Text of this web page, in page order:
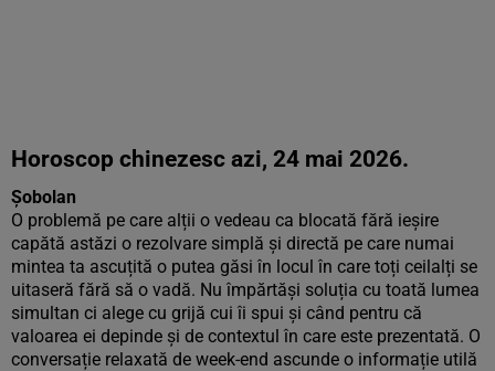
Horoscop chinezesc azi, 24 mai 2026.
Șobolan
O problemă pe care alții o vedeau ca blocată fără ieșire
capătă astăzi o rezolvare simplă și directă pe care numai
mintea ta ascuțită o putea găsi în locul în care toți ceilalți se
uitaseră fără să o vadă. Nu împărtăși soluția cu toată lumea
simultan ci alege cu grijă cui îi spui și când pentru că
valoarea ei depinde și de contextul în care este prezentată. O
conversație relaxată de week-end ascunde o informație utilă